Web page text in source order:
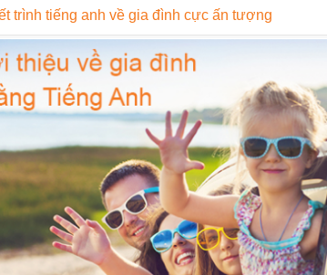
trình tiếng anh về gia đình cực ấn tượng